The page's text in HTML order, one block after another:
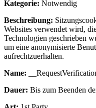
Kategorie: Notwendig
Beschreibung:
Websites verwendet wird,
Technologien geschrieben
um eine anonymisierte
aufrechtzuerhalten.
Name:
Dauer: Bis zum Beenden